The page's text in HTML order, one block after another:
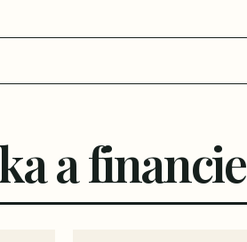
a financie